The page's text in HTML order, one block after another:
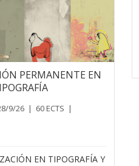
PERMANENTE EN
9/26 | 60 ECTS |
EN TIPOGRAFÍA Y